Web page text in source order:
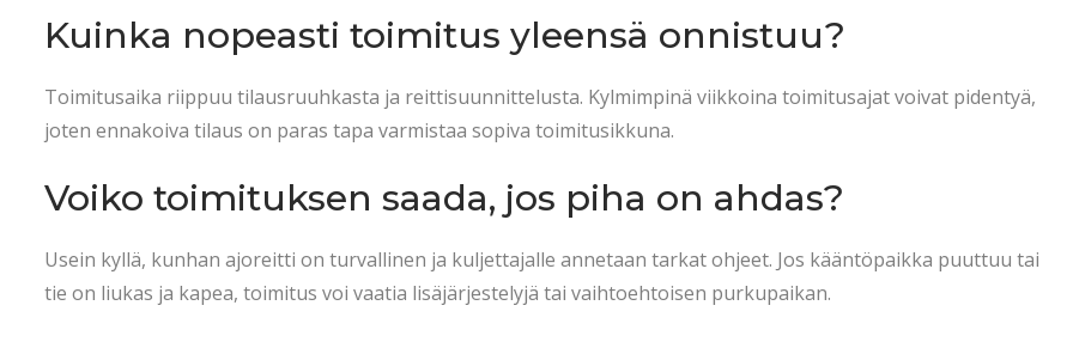
Kuinka nopeasti toimitus yleensä onnistuu?
Toimitusaika riippuu tilausruuhkasta ja reittisuunnittelusta. Kylmimpinä viikkoina toimitusajat voivat pidentyä,
joten ennakoiva tilaus on paras tapa varmistaa sopiva toimitusikkuna.
Voiko toimituksen saada, jos piha on ahdas?
Usein kyllä, kunhan ajoreitti on turvallinen ja kuljettajalle annetaan tarkat ohjeet. Jos kääntöpaikka puuttuu tai
tie on liukas ja kapea, toimitus voi vaatia lisäjärjestelyjä tai vaihtoehtoisen purkupaikan.